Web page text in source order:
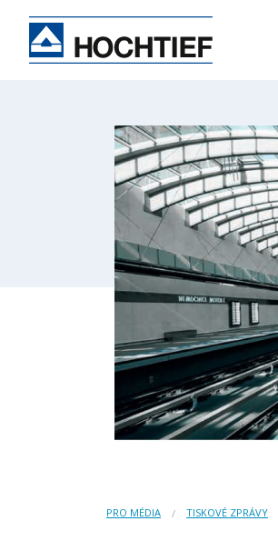
PRO MÉDIA TISKOVÉ ZPRÁVY